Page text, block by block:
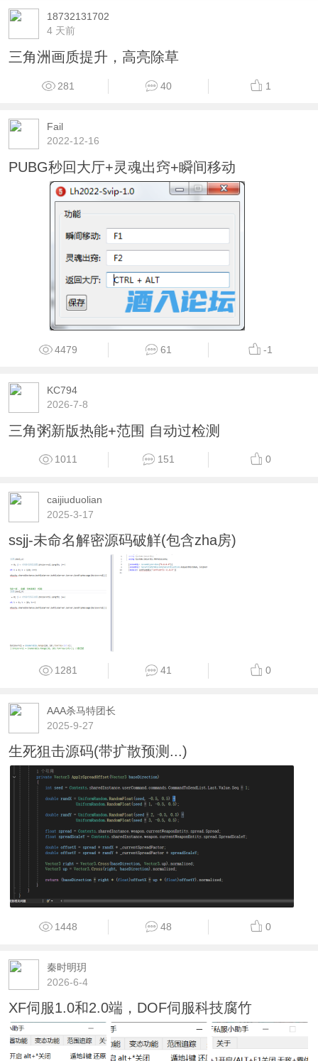
18732131702
4 天前
三角洲画质提升，高亮除草
281 40 1
Fail
2022-12-16
PUBG秒回大厅+灵魂出窍+瞬间移动
4479 61 -1
KC794
2026-7-8
三角粥新版热能+范围 自动过检测
1011 151 0
caijiuduolian
2025-3-17
ssjj-未命名解密源码破觧(包含zha房)
1281 41 0
AAA杀马特团长
2025-9-27
生死狙击源码(带扩散预测...)
1448 48 0
秦时明玥
2026-6-4
XF伺服1.0和2.0端，DOF伺服科技腐竹